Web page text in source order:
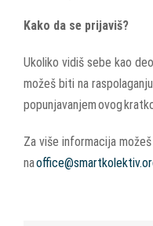
Kako da se prijaviš?
Ukoliko vidiš sebe kao
možeš biti na
popunjavanjem ovog
Za više informacija
na